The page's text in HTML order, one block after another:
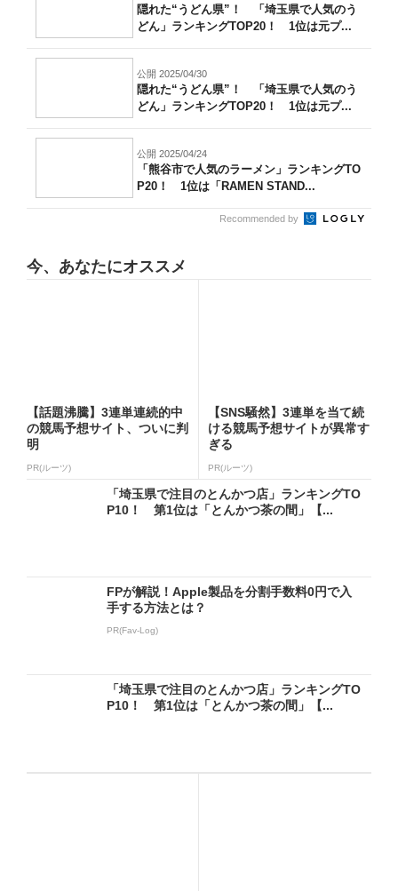
隠れた“うどん県”！ 「埼玉県で人気のう
どん」ランキングTOP20！ 1位は元プ...
公開 2025/04/30
隠れた“うどん県”！ 「埼玉県で人気のう
どん」ランキングTOP20！ 1位は元プ...
公開 2025/04/24
「熊谷市で人気のラーメン」ランキングTO
P20！ 1位は「RAMEN STAND...
Recommended by
今、あなたにオススメ
【話題沸騰】3連単連続的中
の競馬予想サイト、ついに判
明
PR(ルーツ)
【SNS騒然】3連単を当て続
ける競馬予想サイトが異常す
ぎる
PR(ルーツ)
「埼玉県で注目のとんかつ店」ランキングTO
P10！ 第1位は「とんかつ茶の間」【...
FPが解説！Apple製品を分割手数料0円で入
手する方法とは？
PR(Fav-Log)
「埼玉県で注目のとんかつ店」ランキングTO
P10！ 第1位は「とんかつ茶の間」【...